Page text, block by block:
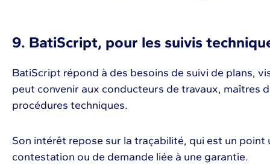
9. BatiScript, pour les suivis
BatiScript répond à des besoins de suivi de plans,
peut convenir aux conducteurs de travaux, maîtres
procédures techniques.
Son intérêt repose sur la traçabilité, qui est un point
contestation ou de demande liée à une garantie.